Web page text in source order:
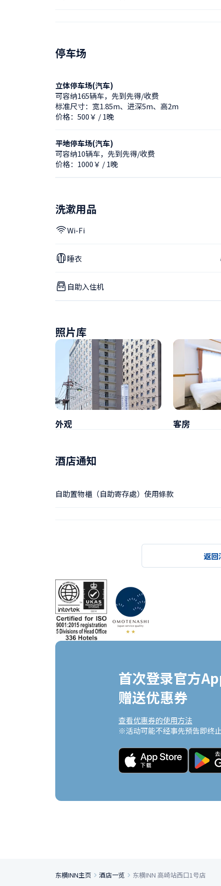
停车场
立体停车场(汽车)
可容纳165辆车，先到先得/收费
标准尺寸：宽1.85m、进深5m、高2m
价格：500￥ / 1晚
平地停车场(汽车)
可容纳10辆车，先到先得/收费
价格：1000￥ / 1晚
洗漱用品
Wi-Fi
睡衣
自助入住机
照片库
外观 客房
酒店通知
自助置物櫃（自助寄存處）使用條款
返回
首次登录官方
赠送优惠券
查看优惠券的使用方法
※活动可能不经事先预告即终
东横INN主页 酒店一览 东横INN 高崎站西口1号店